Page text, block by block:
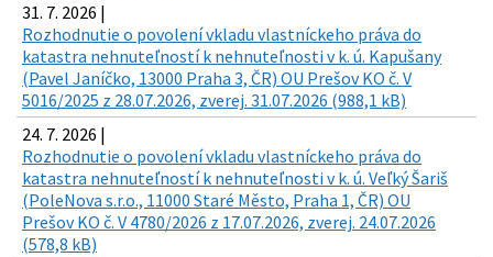
31. 7. 2026 |
Rozhodnutie o povolení vkladu vlastníckeho práva do
katastra nehnuteľností k nehnuteľnosti v k. ú. Kapušany
(Pavel Janíčko, 13000 Praha 3, ČR) OU Prešov KO č. V
5016/2025 z 28.07.2026, zverej. 31.07.2026 (988,1 kB)
24. 7. 2026 |
Rozhodnutie o povolení vkladu vlastníckeho práva do
katastra nehnuteľností k nehnuteľnosti v k. ú. Veľký Šariš
(PoleNova s.r.o., 11000 Staré Město, Praha 1, ČR) OU
Prešov KO č. V 4780/2026 z 17.07.2026, zverej. 24.07.2026
(578,8 kB)